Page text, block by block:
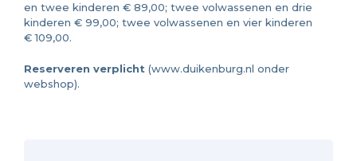
en twee kinderen € 89,00; twee volwassenen en drie
kinderen € 99,00; twee volwassenen en vier kinderen
€ 109,00.
Reserveren verplicht (www.duikenburg.nl onder
webshop).